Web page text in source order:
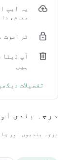
یہ ایپ
‫مقام، ذاتی
ٹرانزٹ
آپ
ہیں
تفصیلات
درجہ بندی
درجہ بندیوں اور